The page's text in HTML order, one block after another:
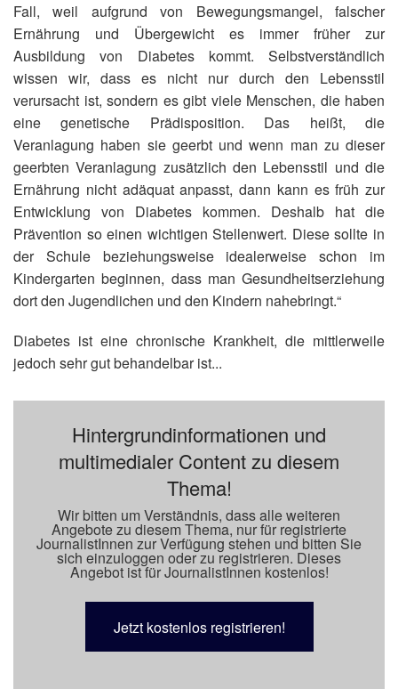
Fall, weil aufgrund von Bewegungsmangel, falscher
Ernährung und Übergewicht es immer früher zur
Ausbildung von Diabetes kommt. Selbstverständlich
wissen wir, dass es nicht nur durch den Lebensstil
verursacht ist, sondern es gibt viele Menschen, die haben
eine genetische Prädisposition. Das heißt, die
Veranlagung haben sie geerbt und wenn man zu dieser
geerbten Veranlagung zusätzlich den Lebensstil und die
Ernährung nicht adäquat anpasst, dann kann es früh zur
Entwicklung von Diabetes kommen. Deshalb hat die
Prävention so einen wichtigen Stellenwert. Diese sollte in
der Schule beziehungsweise idealerweise schon im
Kindergarten beginnen, dass man Gesundheitserziehung
dort den Jugendlichen und den Kindern nahebringt.“
Diabetes ist eine chronische Krankheit, die mittlerweile
jedoch sehr gut behandelbar ist...
Hintergrundinformationen und
multimedialer Content zu diesem
Thema!
Wir bitten um Verständnis, dass alle weiteren
Angebote zu diesem Thema, nur für registrierte
JournalistInnen zur Verfügung stehen und bitten Sie
sich einzuloggen oder zu registrieren. Dieses
Angebot ist für JournalistInnen kostenlos!
Jetzt kostenlos registrieren!